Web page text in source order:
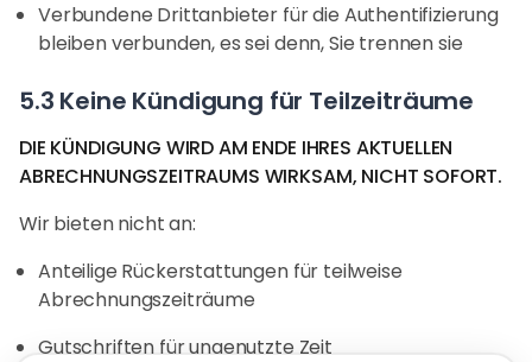
Verbundene Drittanbieter für die Authentifizierung
bleiben verbunden, es sei denn, Sie trennen sie
5.3 Keine Kündigung für Teilzeiträume
DIE KÜNDIGUNG WIRD AM ENDE IHRES AKTUELLEN
ABRECHNUNGSZEITRAUMS WIRKSAM, NICHT SOFORT.
Wir bieten nicht an:
Anteilige Rückerstattungen für teilweise
Abrechnungszeiträume
Gutschriften für ungenutzte Zeit